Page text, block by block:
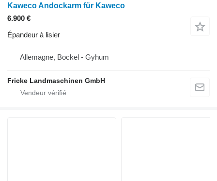
Kaweco Andockarm für Kaweco
6.900 €
Épandeur à lisier
Allemagne, Bockel - Gyhum
Fricke Landmaschinen GmbH